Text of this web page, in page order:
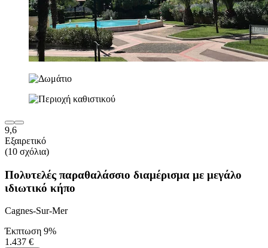
9,6
Εξαιρετικό
(10 σχόλια)
Πολυτελές παραθαλάσσιο διαμέρισμα με μεγάλο
ιδιωτικό κήπο
Cagnes-Sur-Mer
Έκπτωση 9%
1.437 €